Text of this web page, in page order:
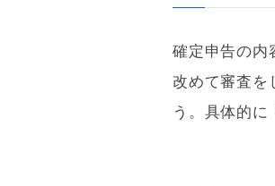
確定申告の内
改めて審査を
う。具体的に